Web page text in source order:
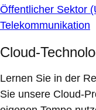
Öffentlicher Sektor
Telekommunikation
Cloud-
Lernen Sie in der
Sie unsere Cloud-